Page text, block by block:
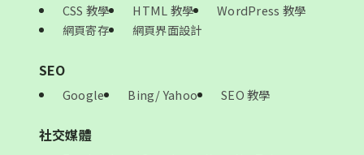
CSS 教學 HTML 教學
WordPress 教學
網頁寄存
網頁界面設計
SEO
Google Bing/ Yahoo SEO 教學
社交媒體